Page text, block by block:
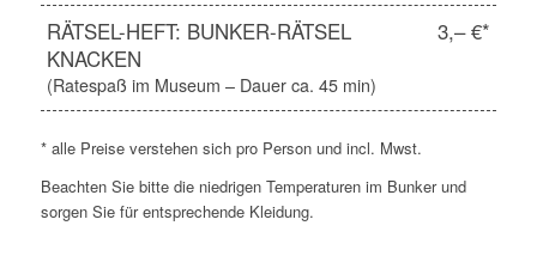
RÄTSEL-HEFT: BUNKER-RÄTSEL
KNACKEN
3,– €*
(Ratespaß im Museum – Dauer ca. 45 min)
* alle Preise verstehen sich pro Person und incl. Mwst.
Beachten Sie bitte die niedrigen Temperaturen im Bunker und
sorgen Sie für entsprechende Kleidung.